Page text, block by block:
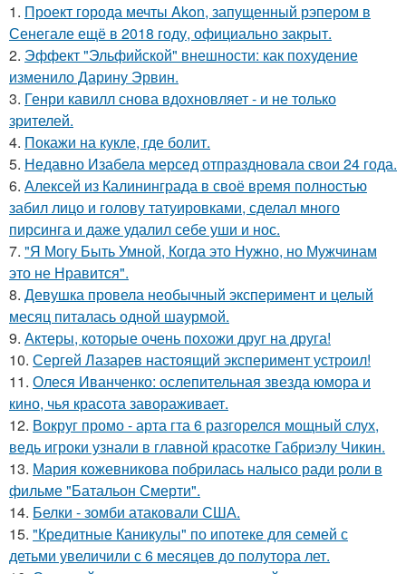
1. Проект города мечты Akon, запущенный рэпером в
Сенегале ещё в 2018 году, официально закрыт.
2. Эффект "Эльфийской" внешности: как похудение
изменило Дарину Эрвин.
3. Генри кавилл снова вдохновляет - и не только
зрителей.
4. Покажи на кукле, где болит.
5. Недавно Изабела мерсед отпраздновала свои 24 года.
6. Алексей из Калининграда в своё время полностью
забил лицо и голову татуировками, сделал много
пирсинга и даже удалил себе уши и нос.
7. "Я Могу Быть Умной, Когда это Нужно, но Мужчинам
это не Нравится".
8. Девушка провела необычный эксперимент и целый
месяц питалась одной шаурмой.
9. Актеры, которые очень похожи друг на друга!
10. Сергей Лазарев настоящий эксперимент устроил!
11. Олеся Иванченко: ослепительная звезда юмора и
кино, чья красота завораживает.
12. Вокруг промо - арта гта 6 разгорелся мощный слух,
ведь игроки узнали в главной красотке Габриэлу Чикин.
13. Мария кожевникова побрилась налысо ради роли в
фильме "Батальон Смерти".
14. Белки - зомби атаковали США.
15. "Кредитные Каникулы" по ипотеке для семей с
детьми увеличили с 6 месяцев до полутора лет.